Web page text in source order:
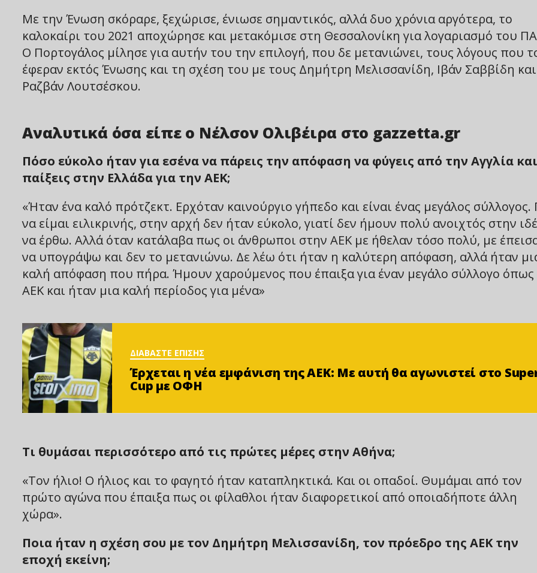
Με την Ένωση σκόραρε, ξεχώρισε, ένιωσε σημαντικός, αλλά δυο χρόνια αργότερα, το
καλοκαίρι του 2021 αποχώρησε και μετακόμισε στη Θεσσαλονίκη για λογαριασμό του
Ο Πορτογάλος μίλησε για αυτήν του την επιλογή, που δε μετανιώνει, τους λόγους που
έφεραν εκτός Ένωσης και τη σχέση του με τους Δημήτρη Μελισσανίδη, Ιβάν Σαββίδη και
Ραζβάν Λουτσέσκου.
Αναλυτικά όσα είπε ο Νέλσον Ολιβέιρα στο gazzetta.gr
Πόσο εύκολο ήταν για εσένα να πάρεις την απόφαση να φύγεις από την Αγγλία
παίξεις στην Ελλάδα για την ΑΕΚ;
«Ήταν ένα καλό πρότζεκτ. Ερχόταν καινούργιο γήπεδο και είναι ένας μεγάλος σύλλογος.
να είμαι ειλικρινής, στην αρχή δεν ήταν εύκολο, γιατί δεν ήμουν πολύ ανοιχτός στην
να έρθω. Αλλά όταν κατάλαβα πως οι άνθρωποι στην ΑΕΚ με ήθελαν τόσο πολύ, με
να υπογράψω και δεν το μετανιώνω. Δε λέω ότι ήταν η καλύτερη απόφαση, αλλά ήταν
καλή απόφαση που πήρα. Ήμουν χαρούμενος που έπαιξα για έναν μεγάλο σύλλογο όπως
ΑΕΚ και ήταν μια καλή περίοδος για μένα»
ΔΙΑΒΑΣΤΕ ΕΠΙΣΗΣ
Έρχεται η νέα εμφάνιση της ΑΕΚ: Με αυτή θα αγωνιστεί στο
Cup με ΟΦΗ
Τι θυμάσαι περισσότερο από τις πρώτες μέρες στην Αθήνα;
«Τον ήλιο! Ο ήλιος και το φαγητό ήταν καταπληκτικά. Και οι οπαδοί. Θυμάμαι από τον
πρώτο αγώνα που έπαιξα πως οι φίλαθλοι ήταν διαφορετικοί από οποιαδήποτε άλλη
χώρα».
Ποια ήταν η σχέση σου με τον Δημήτρη Μελισσανίδη, τον πρόεδρο της ΑΕΚ την
εποχή εκείνη;